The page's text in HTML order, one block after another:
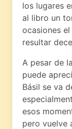
los lugares
al libro un
ocasiones
resultar
A pesar de
puede
Básil se va
esos
pero vuelve